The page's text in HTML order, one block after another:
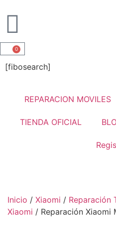
0
[fibosearch]
REPARACION MOVILES
TIENDA OFICIAL
Inicio / Xiaomi / Reparación
Xiaomi / Reparación Xiaomi